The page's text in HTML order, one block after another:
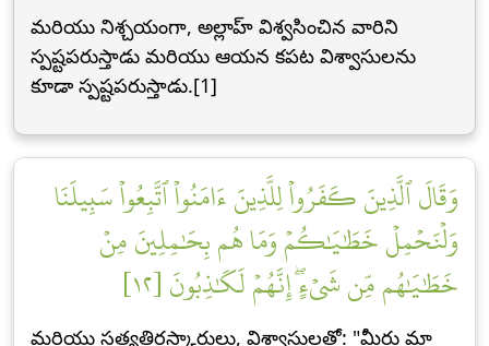
మరియు నిశ్చయంగా, అల్లాహ్ విశ్వసించిన వారిని
స్పష్టపరుస్తాడు మరియు ఆయన కపట విశ్వాసులను
కూడా స్పష్టపరుస్తాడు.[1]
وَقَالَ ٱلَّذِينَ كَفَرُواْ لِلَّذِينَ ءَامَنُواْ ٱتَّبِعُواْ سَبِيلَنَا
وَلۡنَحۡمِلۡ خَطَٰيَٰكُمۡ وَمَا هُم بِحَٰمِلِينَ مِنۡ
خَطَٰيَٰهُم مِّن شَيۡءٍۖ إِنَّهُمۡ لَكَٰذِبُونَ [١٢]
మరియు సత్యతిరస్కారులు, విశ్వాసులతో: "మీరు మా